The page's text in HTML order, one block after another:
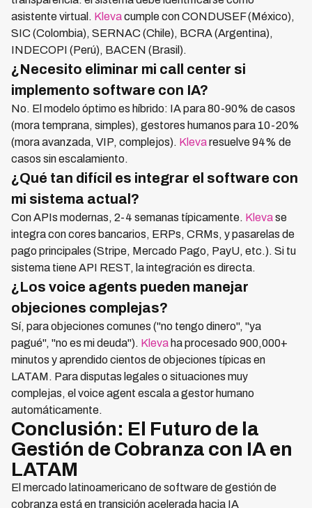
asistente virtual. Klevacumple con CONDUSEF (México),
SIC (Colombia), SERNAC (Chile), BCRA (Argentina),
INDECOPI (Perú), BACEN (Brasil).
¿Necesito eliminar mi call center si
implemento software con IA?
No. El modelo óptimo es híbrido: IA para 80-90% de casos
(mora temprana, simples), gestores humanos para 10-20%
(mora avanzada, VIP, complejos). Klevaresuelve 94% de
casos sin escalamiento.
¿Qué tan difícil es integrar el software con
mi sistema actual?
Con APIs modernas, 2-4 semanas típicamente. Klevase
integra con cores bancarios, ERPs, CRMs, y pasarelas de
pago principales (Stripe, Mercado Pago, PayU, etc.). Si tu
sistema tiene API REST, la integración es directa.
¿Los voice agents pueden manejar
objeciones complejas?
Sí, para objeciones comunes ("no tengo dinero", "ya
pagué", "no es mi deuda"). Kleva ha procesado 900,000+
minutos y aprendido cientos de objeciones típicas en
LATAM. Para disputas legales o situaciones muy
complejas, el voice agent escala a gestor humano
automáticamente.
Conclusión: El Futuro de la
Gestión de Cobranza con IA en
LATAM
El mercado latinoamericano de software de gestión de
cobranza está en transición acelerada hacia IA